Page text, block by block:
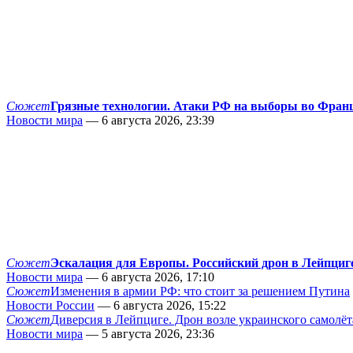
СюжетГрязные технологии. Атаки РФ на выборы во
Новости мира — 6 августа 2026, 23:39
СюжетЭскалация для Европы. Российский дрон в
Новости мира — 6 августа 2026, 17:10
СюжетИзменения в армии РФ: что стоит за решением Путина
Новости России — 6 августа 2026, 15:22
СюжетДиверсия в Лейпциге. Дрон возле украинского
Новости мира — 5 августа 2026, 23:36